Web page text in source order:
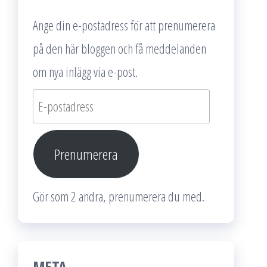
Ange din e-postadress för att prenumerera
på den här bloggen och få meddelanden
om nya inlägg via e-post.
E-
postadress
Prenumerera
Gör som 2 andra, prenumerera du med.